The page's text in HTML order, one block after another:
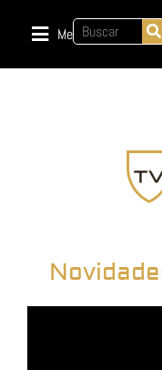
Menu